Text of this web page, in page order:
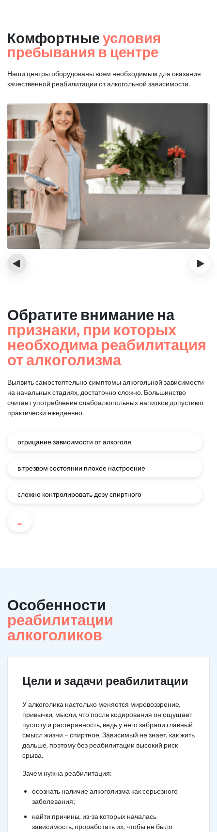
Комфортные условия
пребывания в центре
Наши центры оборудованы всем необходимым для оказания
качественной реабилитации от алкогольной зависимости.
‹ ›
Обратите внимание на
признаки, при которых
необходима реабилитация
от алкоголизма
Выявить самостоятельно симптомы алкогольной зависимости
на начальных стадиях, достаточно сложно. Большинство
считает употребление слабоалкогольных напитков допустимо
практически ежедневно.
отрицание зависимости от алкоголя
в трезвом состоянии плохое настроение
сложно контролировать дозу спиртного
...
Особенности
реабилитации
алкоголиков
Цели и задачи реабилитации
У алкоголика настолько меняется мировоззрение,
привычки, мысли, что после кодирования он ощущает
пустоту и растерянность, ведь у него забрали главный
смысл жизни – спиртное. Зависимый не знает, как жить
дальше, поэтому без реабилитации высокий риск
срыва.
Зачем нужна реабилитация:
осознать наличие алкоголизма как серьезного
заболевания;
найти причины, из-за которых началась
зависимость, проработать их, чтобы не было